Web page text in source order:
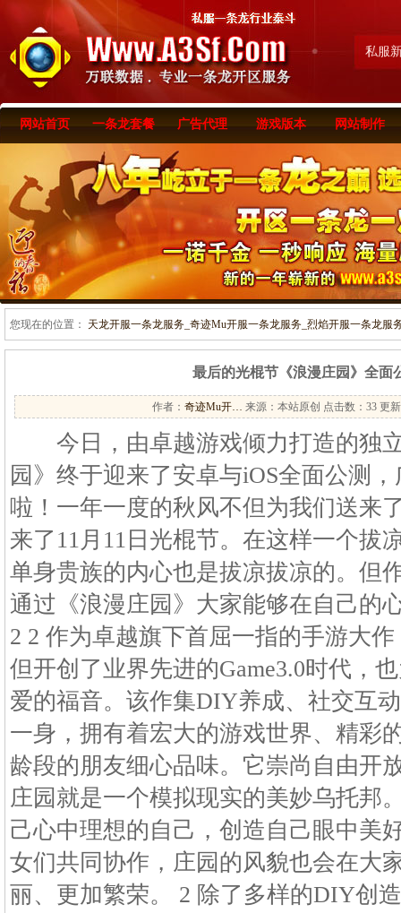
私服
网站首页 一条龙套餐 广告代理 游戏版本 网站制作
您现在的位置： 天龙开服一条龙服务_奇迹Mu开服一条龙服务_烈焰开服一条龙服
最后的光棍节《浪漫庄园》全面
作者： 奇迹Mu开… 来源：本站原创 点击数： 33 更
今日，由卓越游戏倾力打造的独
园》终于迎来了安卓与iOS全面公测
啦！一年一度的秋风不但为我们送来
来了11月11日光棍节。在这样一个拔
单身贵族的内心也是拔凉拔凉的。但
通过《浪漫庄园》大家能够在自己的
2 2 作为卓越旗下首屈一指的手游大
但开创了业界先进的Game3.0时代，
爱的福音。该作集DIY养成、社交互
一身，拥有着宏大的游戏世界、精彩
龄段的朋友细心品味。它崇尚自由开
庄园就是一个模拟现实的美妙乌托邦
己心中理想的自己，创造自己眼中美
女们共同协作，庄园的风貌也会在大
丽、更加繁荣。 2 除了多样的DIY创